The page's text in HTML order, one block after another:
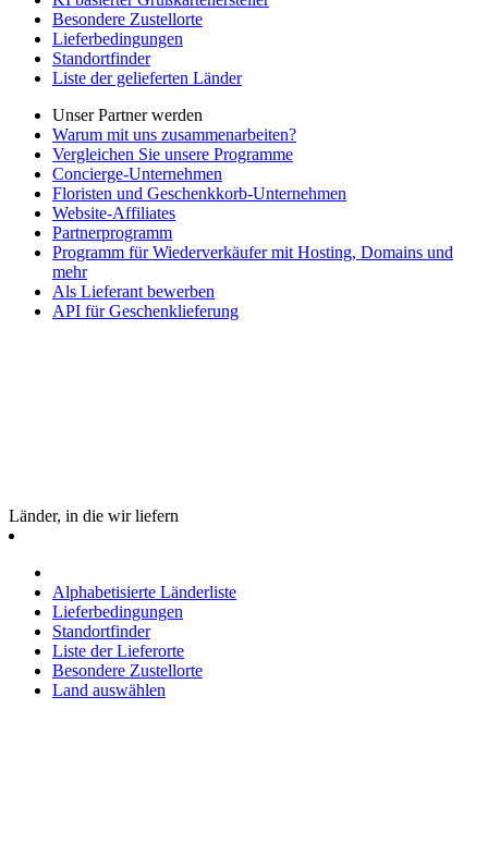
Besondere Zustellorte
Lieferbedingungen
Standortfinder
Liste der gelieferten Länder
Unser Partner werden
Warum mit uns zusammenarbeiten?
Vergleichen Sie unsere Programme
Concierge-Unternehmen
Floristen und Geschenkkorb-Unternehmen
Website-Affiliates
Partnerprogramm
Programm für Wiederverkäufer mit Hosting, Domains und
mehr
Als Lieferant bewerben
API für Geschenklieferung
Länder, in die wir liefern
Alphabetisierte Länderliste
Lieferbedingungen
Standortfinder
Liste der Lieferorte
Besondere Zustellorte
Land auswählen